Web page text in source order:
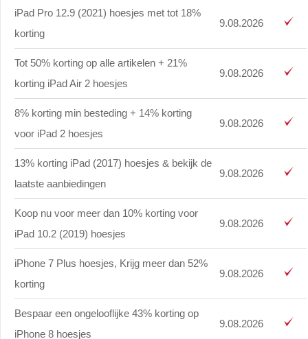
iPad Pro 12.9 (2021) hoesjes met tot 18%
korting
9.08.2026
Tot 50% korting op alle artikelen + 21%
korting iPad Air 2 hoesjes
9.08.2026
8% korting min besteding + 14% korting
voor iPad 2 hoesjes
9.08.2026
13% korting iPad (2017) hoesjes & bekijk de
laatste aanbiedingen
9.08.2026
Koop nu voor meer dan 10% korting voor
iPad 10.2 (2019) hoesjes
9.08.2026
iPhone 7 Plus hoesjes, Krijg meer dan 52%
korting
9.08.2026
Bespaar een ongelooflijke 43% korting op
iPhone 8 hoesjes
9.08.2026